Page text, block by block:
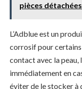
pièces
L’Adblue est un
corrosif pour
contact avec la peau,
immédiatement en
éviter de le stocker à